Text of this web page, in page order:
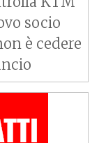
socio
è cedere